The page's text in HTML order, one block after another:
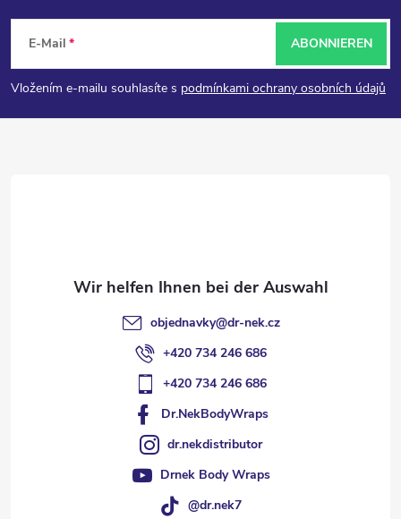
F
u
ß
E-Mail
Vložením e-mailu souhlasíte s podmínkami ochrany osobních údajů
ABONNIEREN
objednavky@dr-nek.cz
+420 734 246 686
+420 734 246 686
Dr.NekBodyWraps
dr.nekdistributor
Drnek Body Wraps
@dr.nek7